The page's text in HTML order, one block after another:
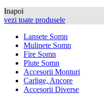
Inapoi
vezi toate produsele
Lansete Somn
Mulinete Somn
Fire Somn
Plute Somn
Accesorii Monturi
Carlige, Ancore
Accesorii Diverse